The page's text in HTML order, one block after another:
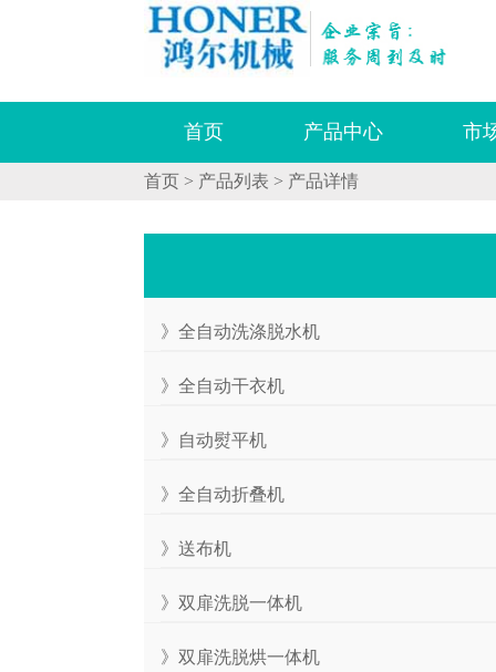
首页 产品中心 市
首页 > 产品列表 > 产品详情
》全自动洗涤脱水机
》全自动干衣机
》自动熨平机
》全自动折叠机
》送布机
》双扉洗脱一体机
》双扉洗脱烘一体机